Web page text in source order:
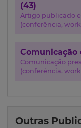
(43)
Artigo publicado
(conferência,
Comunicação
Comunicação
(conferência,
Outras